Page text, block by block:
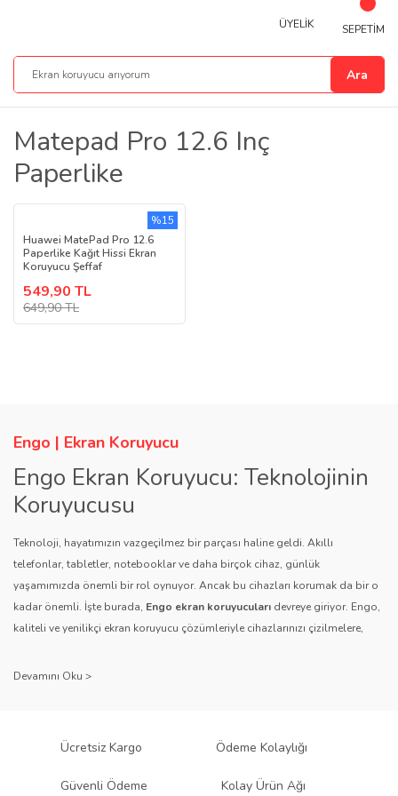
Ara
ÜYELİK SEPETİM
Matepad Pro 12.6 Inç
Paperlike
Huawei MatePad Pro 12.6
Paperlike Kağıt Hissi Ekran
Koruyucu Şeffaf
549,90 TL
649,90 TL
%15
Engo | Ekran Koruyucu
Engo Ekran Koruyucu: Teknolojinin
Koruyucusu
Teknoloji, hayatımızın vazgeçilmez bir parçası haline geldi. Akıllı
telefonlar, tabletler, notebooklar ve daha birçok cihaz, günlük
yaşamımızda önemli bir rol oynuyor. Ancak bu cihazları korumak da bir o
kadar önemli. İşte burada, Engo ekran koruyucuları devreye giriyor. Engo,
kaliteli ve yenilikçi ekran koruyucu çözümleriyle cihazlarınızı çizilmelere,
sağlıyor.
Engo ekran koruyucuları
, uzun yıllara dayanan tecrübesi ve teknolojiye
ürününü titiz bir kalite kontrol sürecinden geçirir. Kullanıcı dostu tasarımı
Ücretsiz Kargo Ödeme Kolaylığı
Güvenli Ödeme Kolay Ürün Ağı